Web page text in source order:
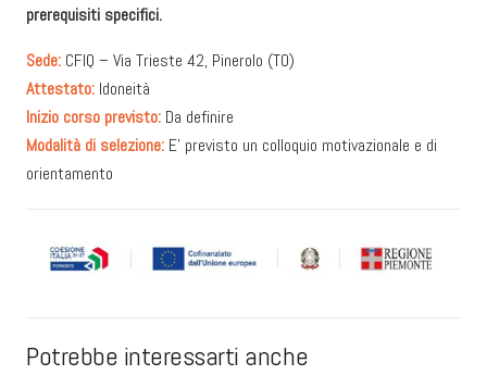
prerequisiti specifici.
Sede: CFIQ – Via Trieste 42, Pinerolo (TO)
Attestato: Idoneità
Inizio corso previsto: Da definire
Modalità di selezione: E’ previsto un colloquio motivazionale e di
orientamento
Potrebbe interessarti anche